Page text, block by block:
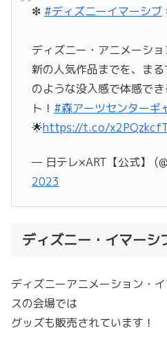
❇ #ディズニーイマーシブ
ディズニー・アニメーシ
新の人気作品までを、ま
のような没入感で体感で
ト！ #森アーツセンターギ
🌟https://t.co/
— 日テレ×ART【公式】
2023
ディズニー・イマーシ
ディズニーアニメーション・
スの会場では
グッズも販売されています！